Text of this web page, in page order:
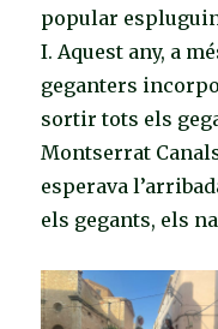
popular
I. Aquest any, a
geganters
sortir tots els
Montserrat
esperava
els gegants, els